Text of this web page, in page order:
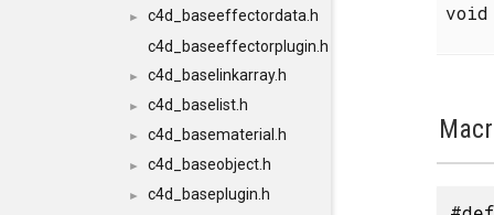
►
c4d_baseeffectordata.h
c4d_baseeffectorplugin.h
► c4d_baselinkarray.h
► c4d_baselist.h
► c4d_basematerial.h
► c4d_baseobject.h
► c4d_baseplugin.h